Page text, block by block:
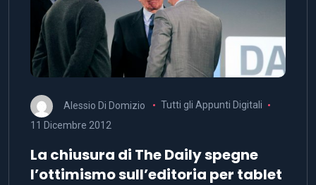
Alessio Di Domizio
Tutti gli Appunti Digitali
11 Dicembre 2012
La chiusura di The Daily spegne
l’ottimismo sull’editoria per tablet